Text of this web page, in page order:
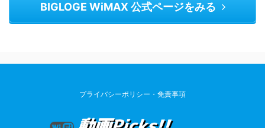
BIGLOGE WiMAX 公式ページをみる
プライバシーポリシー・免責事項